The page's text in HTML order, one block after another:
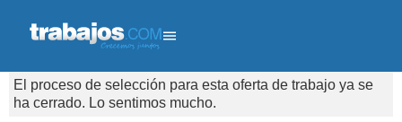
El proceso de selección para esta oferta de trabajo ya se
ha cerrado. Lo sentimos mucho.